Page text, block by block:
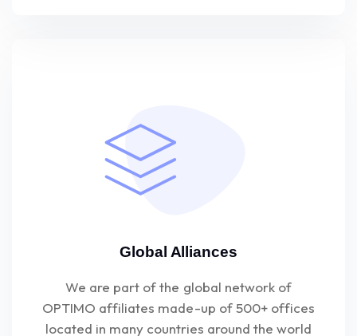
Global Alliances
We are part of the global network of
OPTIMO affiliates made-up of 500+ offices
located in many countries around the world